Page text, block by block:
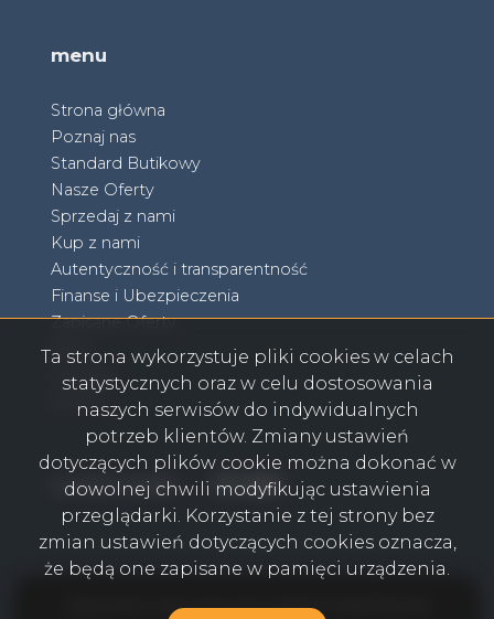
menu
Strona główna
Poznaj nas
Standard Butikowy
Nasze Oferty
Sprzedaj z nami
Kup z nami
Autentyczność i transparentność
Finanse i Ubezpieczenia
Zapisane Oferty
Blog
Kontakt
RODO
social media Facebook
Facebook
Facebook
Facebook
Olkusz Biuro Nieruchomości AGENT POWER © 2026
Ta strona wykorzystuje pliki cookies w celach
statystycznych oraz w celu dostosowania
naszych serwisów do indywidualnych
potrzeb klientów. Zmiany ustawień
dotyczących plików cookie można dokonać w
dowolnej chwili modyfikując ustawienia
przeglądarki. Korzystanie z tej strony bez
zmian ustawień dotyczących cookies oznacza,
że będą one zapisane w pamięci urządzenia.